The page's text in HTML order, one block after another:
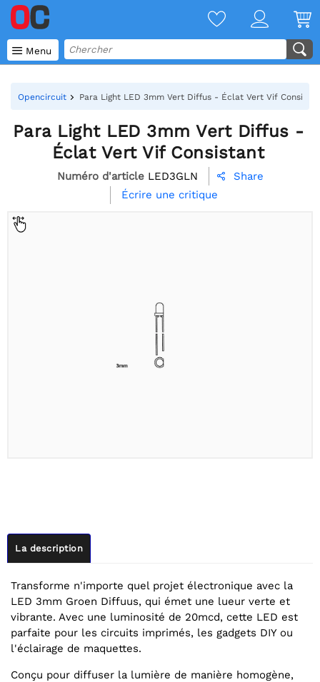
 Menu
Opencircuit Para Light LED 3mm Vert Diffus - Éclat Vert Vif
Para Light LED 3mm Vert Diffus -
Éclat Vert Vif Consistant
Numéro d'article LED3GLN 
Share
Écrire une critique
La description
Transforme n'importe quel projet électronique avec la
LED 3mm Groen Diffuus, qui émet une lueur verte et
vibrante. Avec une luminosité de 20mcd, cette LED est
parfaite pour les circuits imprimés, les gadgets DIY ou
l'éclairage de maquettes.
Conçu pour diffuser la lumière de manière homogène,